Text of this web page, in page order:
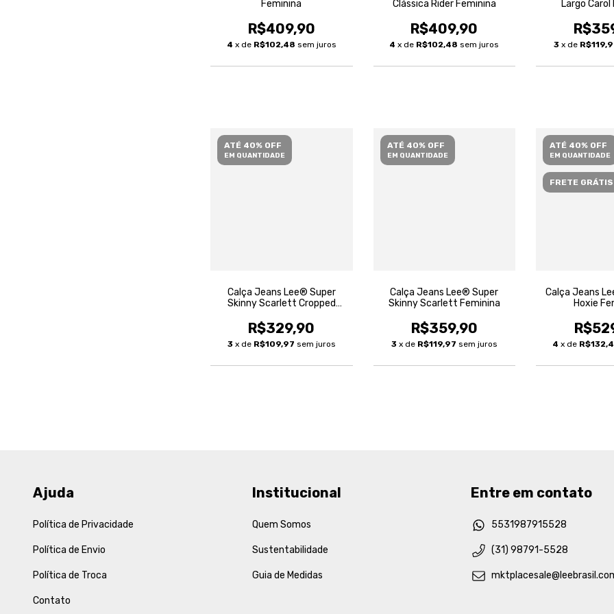
Feminina
R$409,90
4 x de R$102,48 sem juros
Clássica Rider Feminina
R$409,90
4 x de R$102,48 sem juros
Largo
3 x de
ATÉ 40% OFF
EM QUANTIDADE
Calça Jeans Lee® Super
Skinny Scarlett Cropped
R$329,90
3 x de R$109,97 sem juros
ATÉ 40% OFF
EM QUANTIDADE
Calça Jeans Lee® Super
Skinny Scarlett Feminina
R$359,90
3 x de R$119,97 sem juros
ATÉ 40% OFF
EM QUANTIDADE
FRETE GRÁTIS
Calça Jeans
Hoxie
4 x de
Ajuda
Política de Privacidade
Política de Envio
Política de Troca
Contato
Institucional
Quem Somos
Sustentabilidade
Guia de Medidas
Entre em contato
5531987915528
(31) 98791-5528